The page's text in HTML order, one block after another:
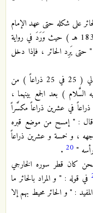
على شكله حتى عهد الإمام
موسى بن جعفر ( عليه السَّلام ) ( 148 – 183 هـ ) حيث وَرَدَ في رواية
يَرِد الحائر ، فإذا دخل
ثم قال : و يتبيَّن أن مساحة الحائر كانت حوالي ( 25 في 25 ذراعاً ) من
) بعد الجمع بينهما ،
في عشرين ذراعاً مكسَّراً
قال : " إمسح من موضع قبره
، و خمسة و عشرين ذراعاً
"
20
.
كان قطر سوره الخارجي
في قوله : " و المراد بالحائر ما
: " و الحائر محيط بهم إلا